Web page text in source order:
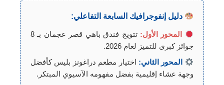
دليل إنفوجرافيك السابعة التفاعلي:
المحور الأول:
تتويج فندق باهي قصر عجمان بـ 8
جوائز كبرى للتميز لعام 2026.
المحور الثاني: اختيار مطعم دراغونز بليس كأفضل
وجهة عشاء إقليمية بفضل مفهومه الآسيوي المبتكر.